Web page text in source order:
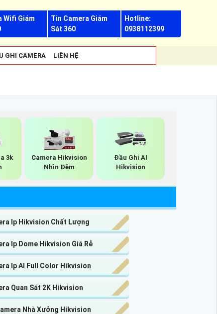
Wifi Giám
Tin Camera Giám
Sát 360
Hotline:
0938112399
GHI CAMERA LIÊN HỆ
3k
Camera Hikvision
Nhìn Đêm
Đầu Ghi AI
Hikvision
Ip Hikvision Chất Lượng
Ip Dome Hikvision Giá Rẻ
Ip AI Full Color Hikvision
Quan Sát 2K Hikvision
Nhà Xưởng Hikvision